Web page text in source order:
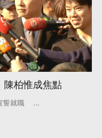
陳柏惟成焦點
誓就職 ...